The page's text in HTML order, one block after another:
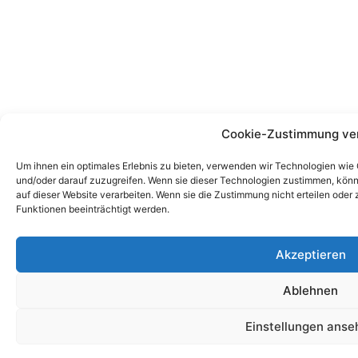
Cookie-Zustimmung
Um ihnen ein optimales Erlebnis zu bieten, verwenden wir Technologien
und/oder darauf zuzugreifen. Wenn sie dieser Technologien zustimmen,
auf dieser Website verarbeiten. Wenn sie die Zustimmung nicht erteilen
Funktionen beeinträchtigt werden.
Akzeptieren
Ablehnen
Einstellungen